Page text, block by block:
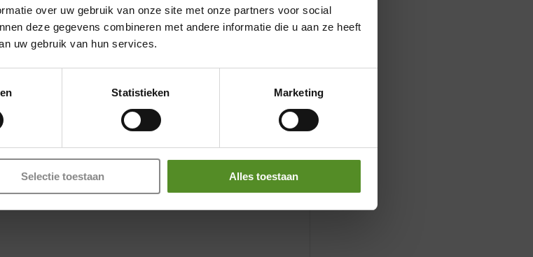
over uw gebruik van onze site met onze partners voor social
deze gegevens combineren met andere informatie die u aan ze heeft
uw gebruik van hun services.
Statistieken Marketing
Selectie toestaan Alles toestaan
* Breda
12:00 – 17:00
12:00 – 17:00
12:00 – 17:00